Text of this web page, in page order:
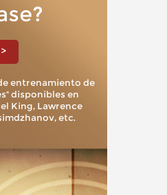
entrenamiento de
disponibles en
King, Lawrence
etc.